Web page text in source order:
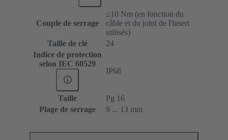
Couple de serrage
≤10 Nm (en fonction du
câble et du joint de l'insert
utilisés)
Taille de clé
24
Indice de protection
selon IEC 60529
IP68
Taille
Pg 16
Plage de serrage
9 ... 13 mm